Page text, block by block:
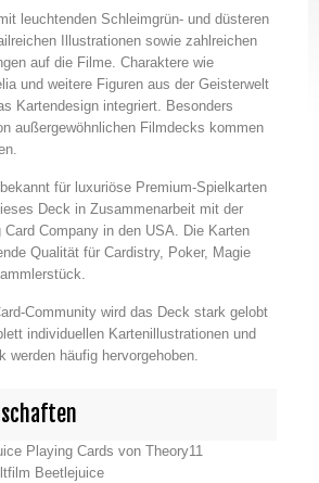
leuchtenden Schleimgrün- und düsteren
Illustrationen sowie zahlreichen
auf die Filme. Charaktere wie
und weitere Figuren aus der Geisterwelt
Kartendesign integriert. Besonders
außergewöhnlichen Filmdecks kommen
für luxuriöse Premium-Spielkarten
Deck in Zusammenarbeit mit der
Company in den USA. Die Karten
Qualität für Cardistry, Poker, Magie
Community wird das Deck stark gelobt
individuellen Kartenillustrationen und
werden häufig hervorgehoben.
Playing Cards von Theory11
Beetlejuice